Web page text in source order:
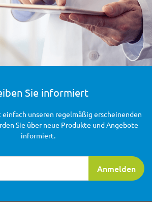
Sie informiert
Anmelden
unseren regelmäßig erscheinenden
Sie über neue Produkte und Angebote
informiert.